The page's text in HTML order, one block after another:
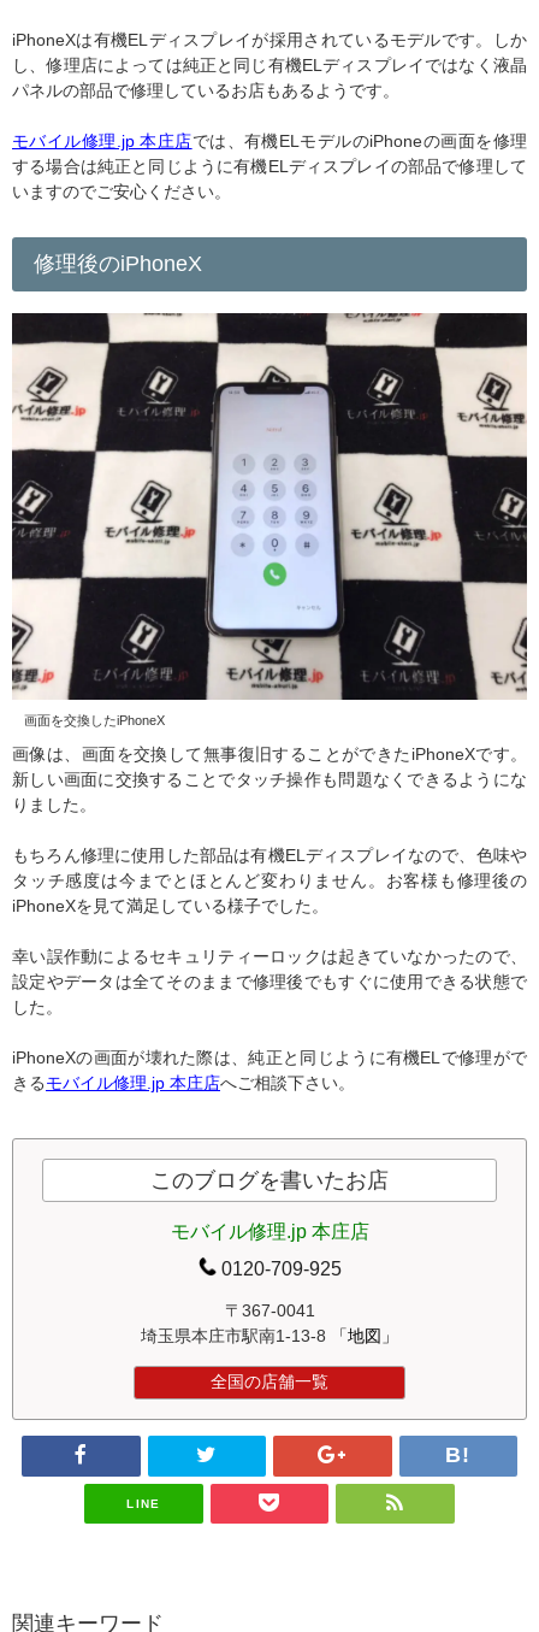
iPhoneXは有機ELディスプレイが採用されているモデルです。しか
し、修理店によっては純正と同じ有機ELディスプレイではなく液晶
パネルの部品で修理しているお店もあるようです。
モバイル修理.jp 本庄店では、有機ELモデルのiPhoneの画面を修理
する場合は純正と同じように有機ELディスプレイの部品で修理して
いますのでご安心ください。
修理後のiPhoneX
画面を交換したiPhoneX
画像は、画面を交換して無事復旧することができたiPhoneXです。
新しい画面に交換することでタッチ操作も問題なくできるようにな
りました。
もちろん修理に使用した部品は有機ELディスプレイなので、色味や
タッチ感度は今までとほとんど変わりません。お客様も修理後の
iPhoneXを見て満足している様子でした。
幸い誤作動によるセキュリティーロックは起きていなかったので、
設定やデータは全てそのままで修理後でもすぐに使用できる状態で
した。
iPhoneXの画面が壊れた際は、純正と同じように有機ELで修理がで
きる モバイル修理.jp 本庄店へご相談下さい。
このブログを書いたお店
モバイル修理.jp 本庄店
0120-709-925
〒367-0041
埼玉県本庄市駅南1-13-8
「地図」
全国の店舗一覧
LINE
関連キーワード